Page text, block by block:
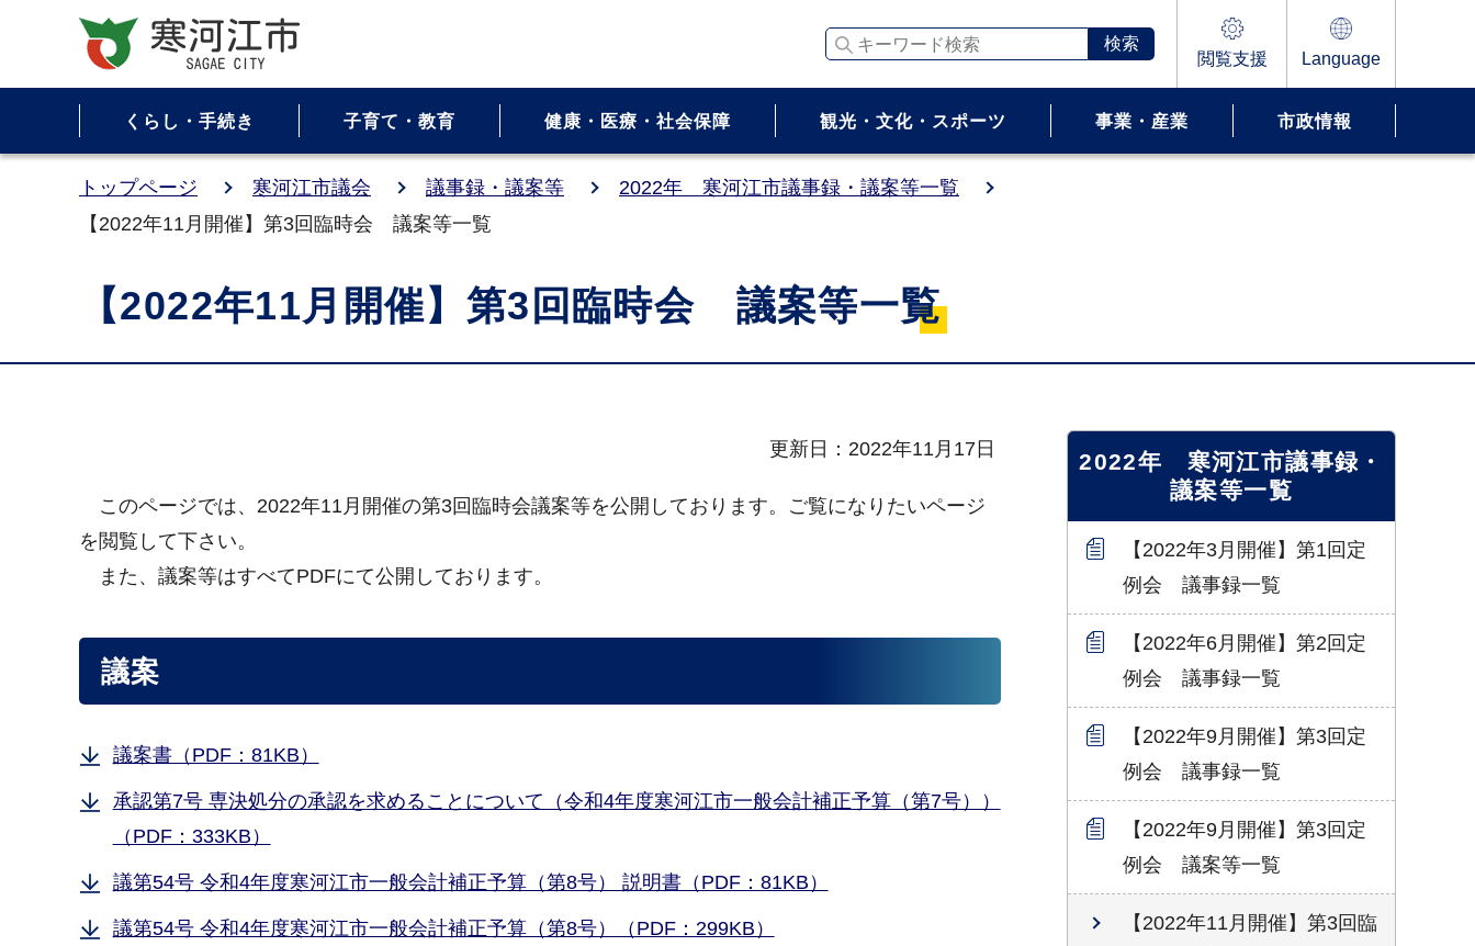
キーワード検索
閲覧支援 Language
くらし・手続き 子育て・教育 健康・医療・社会保障 観光・文化・スポーツ 事業・産業 市政情報
トップページ 寒河江市議会 議事録・議案等
2022年 寒河江市議事録・議案等一覧
【2022年11月開催】第3回臨時会 議案等一覧
【2022年11月開催】第3回臨時会 議案等一覧
更新日：2022年11月17日
このページでは、2022年11月開催の第3回臨時会議案等を公開しております。ご覧になりたいページ
を閲覧して下さい。
また、議案等はすべてPDFにて公開しております。
議案
議案書（PDF：81KB）
承認第7号 専決処分の承認を求めることについて（令和4年度寒河江市一般会計補正予算（第7号））
（PDF：333KB）
議第54号 令和4年度寒河江市一般会計補正予算（第8号） 説明書（PDF：81KB）
議第54号 令和4年度寒河江市一般会計補正予算（第8号）（PDF：299KB）
2022年 寒河江市議事録・
議案等一覧
【2022年3月開催】第1回定
例会 議事録一覧
【2022年6月開催】第2回定
例会 議事録一覧
【2022年9月開催】第3回定
例会 議事録一覧
【2022年9月開催】第3回定
例会 議案等一覧
【2022年11月開催】第3回臨